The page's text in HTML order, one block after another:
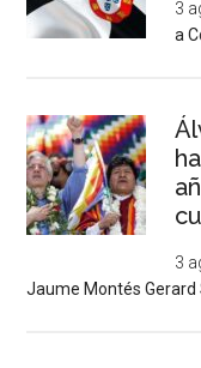
3
a
3
Jaume Montés Gerard